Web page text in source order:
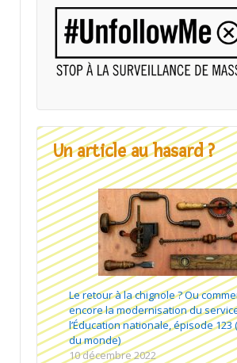
Un article au hasard ?
Le retour à la chignole ? Ou
encore la modernisation du
l’Éducation nationale, épisode 123
du monde)
10 décembre 2022